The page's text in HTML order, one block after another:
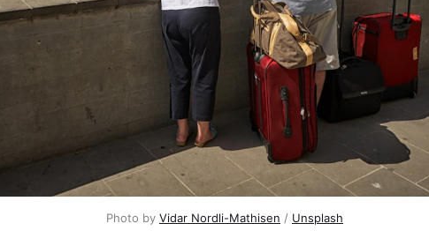
Photo by Vidar Nordli-Mathisen / Unsplash